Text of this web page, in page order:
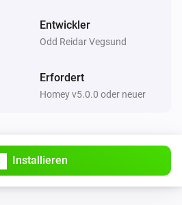
°C
Entwickler
Odd Reidar Vegsund
Erfordert
Homey v5.0.0 oder neuer
Installieren